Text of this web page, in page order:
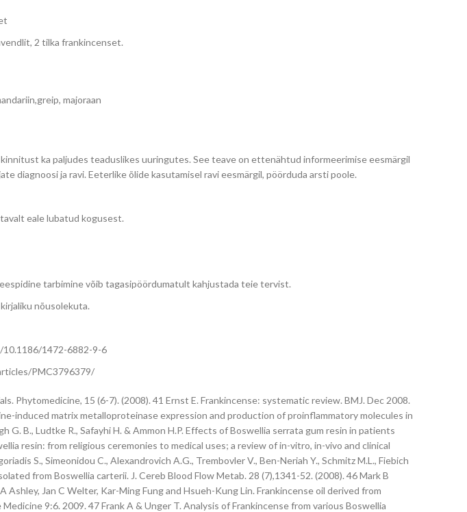
2 tilka frankincenset.
majoraan
ka paljudes teaduslikes uuringutes. See teave on ettenähtud informeerimise eesmärgil
ja ravi. Eeterlike õlide kasutamisel ravi eesmärgil, pöörduda arsti poole.
eale lubatud kogusest.
tarbimine võib tagasipöördumatult kahjustada teie tervist.
nõusolekuta.
10.1186/1472-6882-9-6
PMC3796379/
Phytomedicine, 15 (6-7). (2008). 41 Ernst E. Frankincense: systematic review. BMJ. Dec 2008.
induced matrix metalloproteinase expression and production of proinflammatory molecules in
B., Ludtke R., Safayhi H. & Ammon H.P. Effects of Boswellia serrata gum resin in patients
resin: from religious ceremonies to medical uses; a review of in-vitro, in-vivo and clinical
S., Simeonidou C., Alexandrovich A.G., Trembovler V., Ben-Neriah Y., Schmitz M.L., Fiebich
from Boswellia carterii. J. Cereb Blood Flow Metab. 28 (7),1341-52. (2008). 46 Mark B
Ashley, Jan C Welter, Kar-Ming Fung and Hsueh-Kung Lin. Frankincense oil derived from
9:6. 2009. 47 Frank A & Unger T. Analysis of Frankincense from various Boswellia